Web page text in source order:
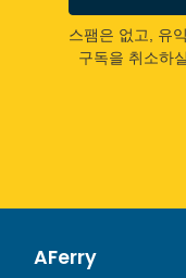
스팸은 없고, 유
구독을 취소하
AFerry